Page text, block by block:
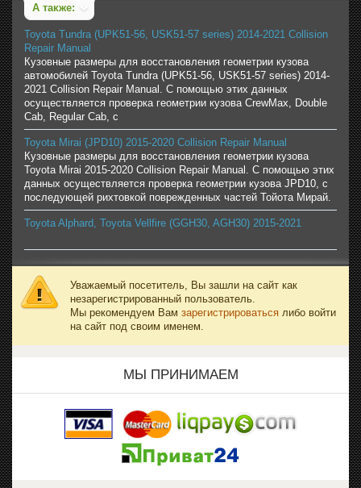
А также:
Toyota Tundra (UPK51-56, USK51-57 series) 2014-2021 Collision
Repair Manual
Кузовные размеры для восстановления геометрии кузова
автомобилей Toyota Tundra (UPK51-56, USK51-57 series) 2014-
2021 Collision Repair Manual. С помощью этих данных
осуществляется проверка геометрии кузова CrewMax, Double
Cab, Regular Cab, с
Toyota Mirai (JPD10) 2015-2020 Collision Repair Manual
Кузовные размеры для восстановления геометрии кузова
Toyota Mirai 2015-2020 Collision Repair Manual. С помощью этих
данных осуществляется проверка геометрии кузова JPD10, с
последующей рихтовкой поврежденных частей Тойота Мирай.
Toyota Alphard, Toyota Vellfire (GGH30, AGH30) 2015-2021
Уважаемый посетитель, Вы зашли на сайт как
незарегистрированный пользователь.
Мы рекомендуем Вам зарегистрироваться либо войти
на сайт под своим именем.
МЫ ПРИНИМАЕМ